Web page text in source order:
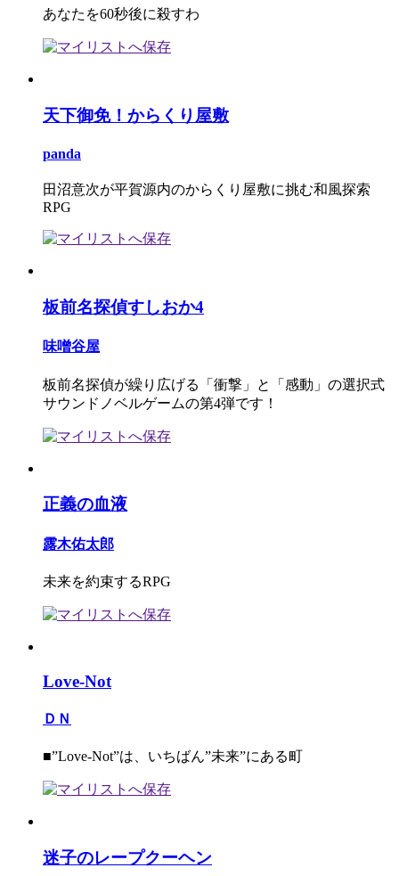
あなたを60秒後に殺すわ
天下御免！からくり屋敷
panda
田沼意次が平賀源内のからくり屋敷に挑む和風探索
RPG
板前名探偵すしおか4
味噌谷屋
板前名探偵が繰り広げる「衝撃」と「感動」の選択式
サウンドノベルゲームの第4弾です！
正義の血液
露木佑太郎
未来を約束するRPG
Love-Not
ＤＮ
■”Love-Not”は、いちばん”未来”にある町
迷子のレープクーヘン